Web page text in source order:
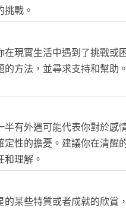
戰。
現實生活中遇到了挑戰或
方法，並尋求支持和幫助
有外遇可能代表你對於感
性的擔憂。建議你在清醒
理解。
某些特質或者成就的欣賞